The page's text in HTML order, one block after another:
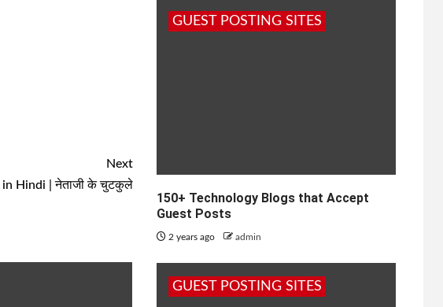
Next
in Hindi | नेताजी के चुटकुले
GUEST POSTING SITES
150+ Technology Blogs that Accept
Guest Posts
2 years ago admin
GUEST POSTING SITES